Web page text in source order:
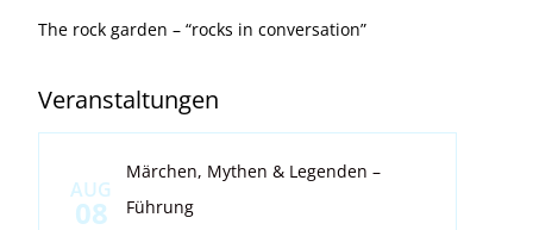
The rock garden – “rocks in conversation”
Veranstaltungen
AUG
08
Märchen, Mythen & Legenden –
Führung